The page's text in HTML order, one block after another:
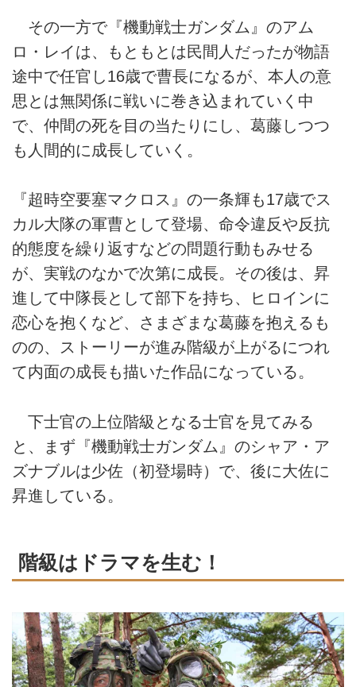
その一方で『機動戦士ガンダム』のアム
ロ・レイは、もともとは民間人だったが物語
途中で任官し16歳で曹長になるが、本人の意
思とは無関係に戦いに巻き込まれていく中
で、仲間の死を目の当たりにし、葛藤しつつ
も人間的に成長していく。
『超時空要塞マクロス』の一条輝も17歳でス
カル大隊の軍曹として登場、命令違反や反抗
的態度を繰り返すなどの問題行動もみせる
が、実戦のなかで次第に成長。その後は、昇
進して中隊長として部下を持ち、ヒロインに
恋心を抱くなど、さまざまな葛藤を抱えるも
のの、ストーリーが進み階級が上がるにつれ
て内面の成長も描いた作品になっている。
下士官の上位階級となる士官を見てみる
と、まず『機動戦士ガンダム』のシャア・ア
ズナブルは少佐（初登場時）で、後に大佐に
昇進している。
階級はドラマを生む！